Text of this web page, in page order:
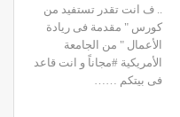
.. ف انت تقدر تستفيد من
كورس " مقدمة فى ريادة
الأعمال " من الجامعة
الأمريكية #مجاناً و انت قاعد
فى بيتكم ……